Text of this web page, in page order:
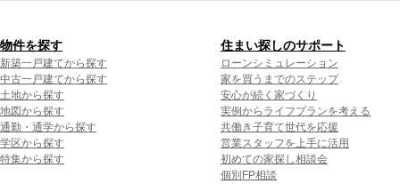
物件を探す
新築一戸建てから探す
中古一戸建てから探す
土地から探す
地図から探す
通勤・通学から探す
学区から探す
特集から探す
住まい探しのサポート
ローンシミュレーション
家を買うまでのステップ
安心が続く家づくり
実例からライフプランを考える
共働き子育て世代を応援
営業スタッフを上手に活用
初めての家探し相談会
個別FP相談